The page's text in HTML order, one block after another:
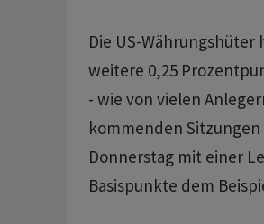
Die US-
weitere 0,25
- wie von vielen
kommenden
Donnerstag mit einer
Basispunkte dem